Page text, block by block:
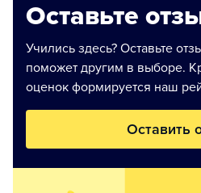
Оставьте
Учились здесь? Оставьте
поможет другим в выборе.
оценок формируется наш
Оставить